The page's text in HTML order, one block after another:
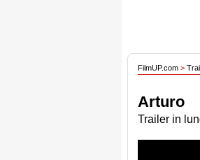
FilmUP.com >
Arturo
Trailer in